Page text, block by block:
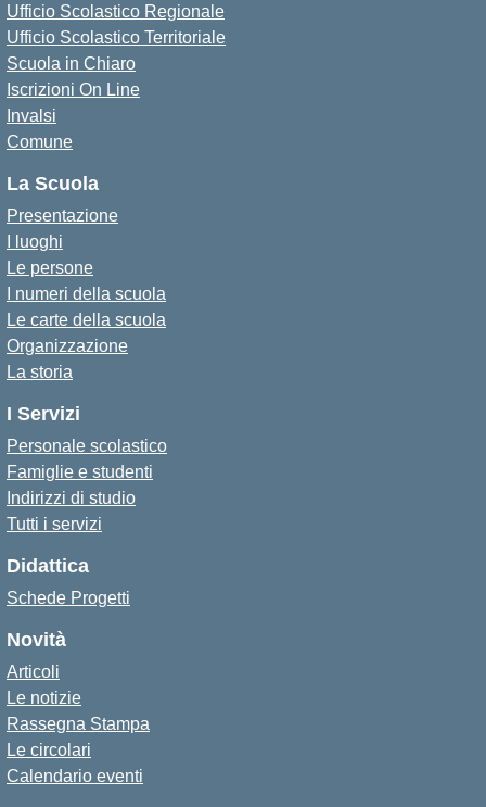
Ufficio Scolastico Regionale
Ufficio Scolastico Territoriale
Scuola in Chiaro
Iscrizioni On Line
Invalsi
Comune
La Scuola
Presentazione
I luoghi
Le persone
I numeri della scuola
Le carte della scuola
Organizzazione
La storia
I Servizi
Personale scolastico
Famiglie e studenti
Indirizzi di studio
Tutti i servizi
Didattica
Schede Progetti
Novità
Articoli
Le notizie
Rassegna Stampa
Le circolari
Calendario eventi